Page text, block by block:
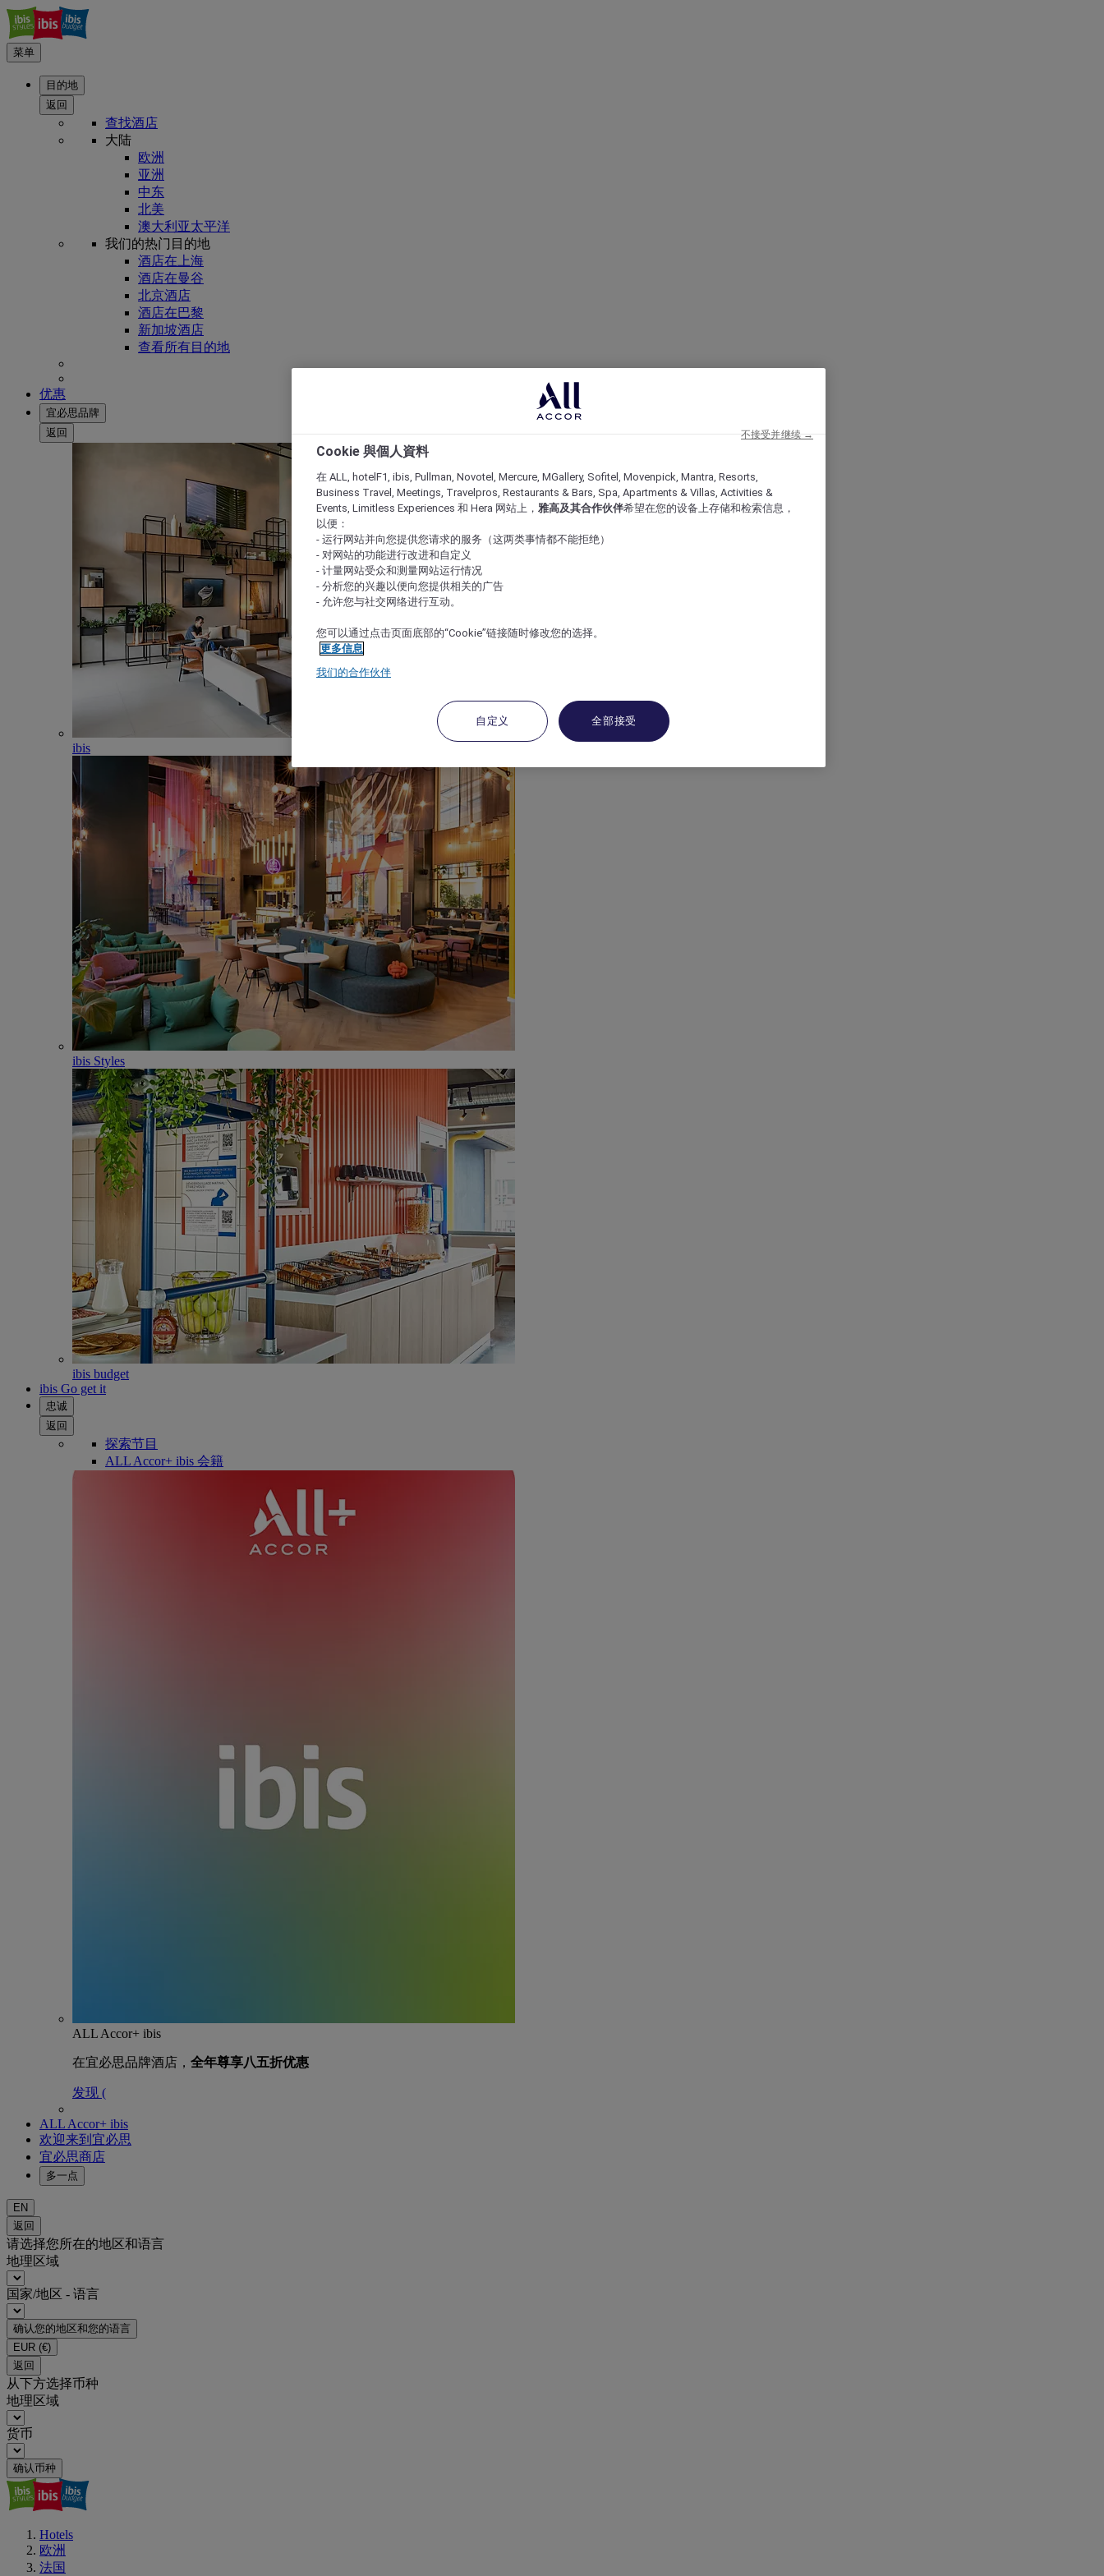
菜单
目的地
返回
查找酒店
大陆
欧洲
亚洲
中东
北美
澳大利亚太平洋
我们的热门目的地
酒店在上海
酒店在曼谷
北京酒店
酒店在巴黎
新加坡酒店
查看所有目的地
优惠
宜必思品牌
返回
ibis
ibis Styles
ibis budget
ibis Go get it
忠诚
返回
探索节目
ALL Accor+ ibis 会籍
ALL Accor+ ibis
在宜必思品牌酒店， 全年尊享八五折优惠
发现 (
ALL Accor+ ibis
欢迎来到宜必思
宜必思商店
多一点
EN
返回
请选择您所在的地区和语言
地理区域
国家/地区 - 语言
确认您的地区和您的语言
EUR (€)
返回
从下方选择币种
地理区域
货币
确认币种
Hotels
欧洲
法国
Cookie 與個人資料
在 ALL, hotelF1, ibis, Pullman, Novotel, Mercure, MGallery, Sofitel, Movenpick, Mantra, Resorts,
Business Travel, Meetings, Travelpros, Restaurants & Bars, Spa, Apartments & Villas, Activities &
Events, Limitless Experiences 和 Hera 网站上， 雅高及其合作伙伴希望在您的设备上存储和检索信息，
以便：
- 运行网站并向您提供您请求的服务（这两类事情都不能拒绝）
- 对网站的功能进行改进和自定义
- 计量网站受众和测量网站运行情况
- 分析您的兴趣以便向您提供相关的广告
- 允许您与社交网络进行互动。
您可以通过点击页面底部的“Cookie”链接随时修改您的选择。
更多信息
我们的合作伙伴
自定义 全部接受
不接受并继续 →